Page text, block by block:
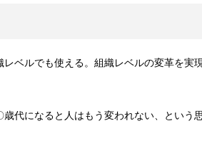
ベルでも使える。組織レベルの変革を実
代になると人はもう変われない、という